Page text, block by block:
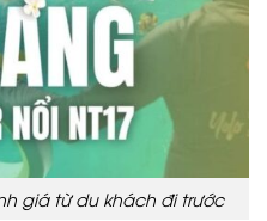
giá từ du khách đi trước